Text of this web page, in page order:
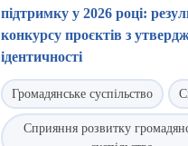
підтримку у 2026 році:
конкурсу проєктів з
ідентичності
Громадянське суспільство
Сприяння розвитку